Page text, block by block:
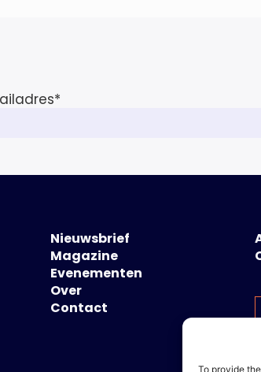
To provide
*
Nieuwsbrief
Magazine
Evenementen
Over
Contact